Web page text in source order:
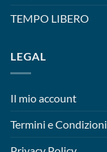
TEMPO LIBERO
LEGAL
Il mio account
Termini e Condizioni